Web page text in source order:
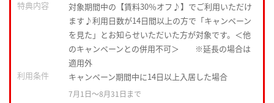
特典内容
対象期間中の【賃料30％オフ♪】でご利用いただけ
ます♪利用日数が14日間以上の方で「キャンペーン
を見た」とお知らせいただいた方が対象です。＜他
のキャンペーンとの併用不可＞ ※延長の場合は
適用外
利用条件
キャンペーン期間中に14日以上入居した場合
7月1日〜8月31日まで